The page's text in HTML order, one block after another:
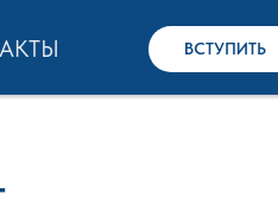
ВСТУПИТЬ